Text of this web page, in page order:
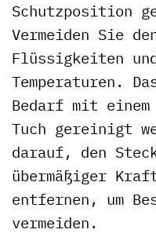
Schutzposition
Vermeiden Sie
Flüssigkeiten
Temperaturen.
Bedarf mit
Tuch gereinigt
darauf, den
übermäßiger
entfernen, um
vermeiden.